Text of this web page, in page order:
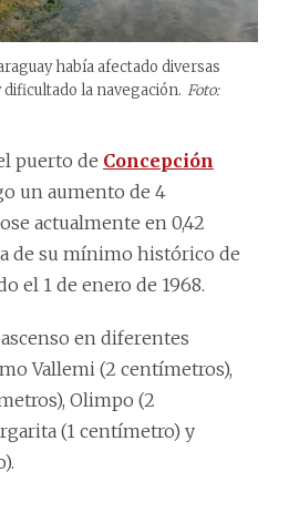
había afectado diversas
la navegación. Foto:
puerto de Concepción
un aumento de 4
actualmente en 0,42
de su mínimo histórico de
el 1 de enero de 1968.
en diferentes
Vallemi (2 centímetros),
Olimpo (2
(1 centímetro) y